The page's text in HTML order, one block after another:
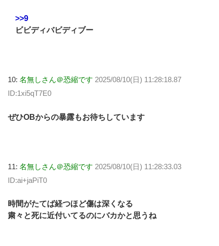
>>9
ビビディバビディブー
10: 名無しさん＠恐縮です 2025/08/10(日) 11:28:18.87
ID:1xi5qT7E0
ぜひOBからの暴露もお待ちしています
11: 名無しさん＠恐縮です 2025/08/10(日) 11:28:33.03
ID:ai+jaPiT0
時間がたてば経つほど傷は深くなる
粛々と死に近付いてるのにバカかと思うね